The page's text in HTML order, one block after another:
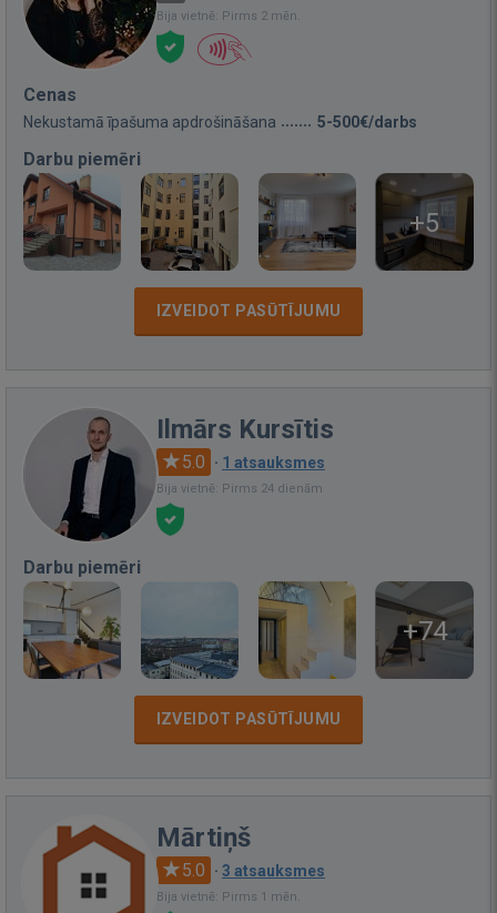
Bija vietnē: Pirms 2 mēn.
Cenas
Nekustamā īpašuma apdrošināšana 5-500€/darbs
Darbu piemēri
+5
IZVEIDOT PASŪTĪJUMU
Ilmārs Kursītis
5.0 · 1 atsauksmes
Bija vietnē: Pirms 24 dienām
Darbu piemēri
+74
IZVEIDOT PASŪTĪJUMU
Mārtiņš
5.0 · 3 atsauksmes
Bija vietnē: Pirms 1 mēn.